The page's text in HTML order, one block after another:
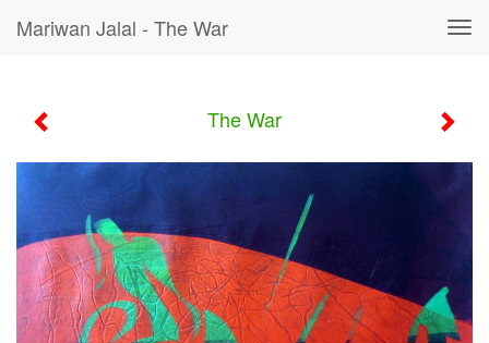
Mariwan Jalal - The War
The War